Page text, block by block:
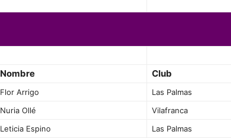
Nombre Club
Flor Arrigo
Las Palmas
Nuria Ollé
Vilafranca
Leticia Espino
Las Palmas